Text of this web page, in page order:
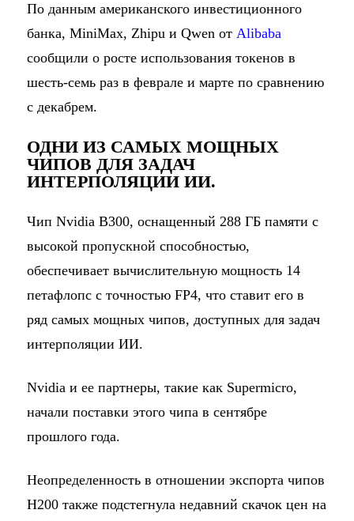
По данным американского инвестиционного
банка, MiniMax, Zhipu и Qwen от Alibaba
сообщили о росте использования токенов в
шесть-семь раз в феврале и марте по сравнению
с декабрем.
ОДНИ ИЗ САМЫХ МОЩНЫХ
ЧИПОВ ДЛЯ ЗАДАЧ
ИНТЕРПОЛЯЦИИ ИИ.
Чип Nvidia B300, оснащенный 288 ГБ памяти с
высокой пропускной способностью,
обеспечивает вычислительную мощность 14
петафлопс с точностью FP4, что ставит его в
ряд самых мощных чипов, доступных для задач
интерполяции ИИ.
Nvidia и ее партнеры, такие как Supermicro,
начали поставки этого чипа в сентябре
прошлого года.
Неопределенность в отношении экспорта чипов
H200 также подстегнула недавний скачок цен на